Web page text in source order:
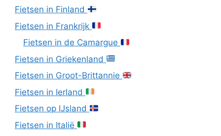
Fietsen in Finland
Fietsen in Frankrijk
Fietsen in de Camargue
Fietsen in Griekenland
Fietsen in Groot-Brittannie
Fietsen in Ierland
Fietsen op IJsland
Fietsen in Italië